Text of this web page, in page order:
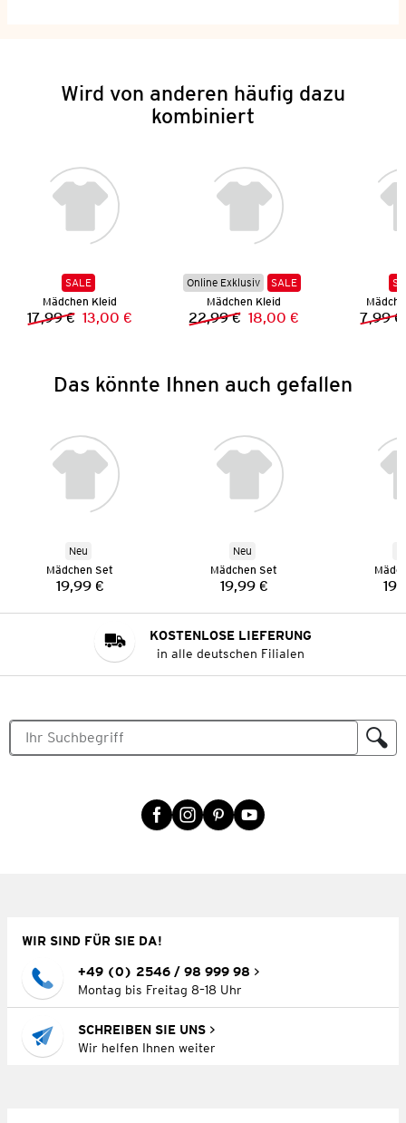
Wird von anderen häufig dazu
kombiniert
SALE
Mädchen Kleid
Vorheriger Preis:
17,99 € Neuer Preis:
13,00 €
Online Exklusiv
SALE
Mädchen Kleid
Vorheriger Preis:
22,99 € Neuer Preis:
18,00 € 7,99 €
Das könnte Ihnen auch gefallen
Neu
Mädchen Set
Preis:
19,99 €
Neu
Mädchen Set
Preis:
19,99 €
KOSTENLOSE LIEFERUNG
in alle deutschen Filialen
WIR SIND FÜR SIE DA!
+49 (0) 2546 / 98 999 98
Montag bis Freitag 8–18 Uhr
SCHREIBEN SIE UNS
Wir helfen Ihnen weiter